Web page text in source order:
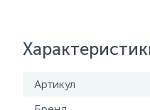
Артикул